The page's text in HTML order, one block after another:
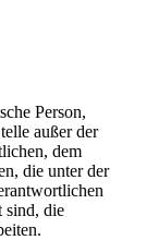
Person,
außer der
dem
die unter der
sind, die